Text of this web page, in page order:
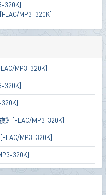
320K]
MP3-320K]
MP3-320K]
320K]
》[FLAC/MP3-320K]
MP3-320K]
320K]